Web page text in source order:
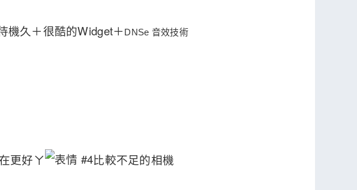
機久＋很酷的Widget＋ DNSe 音效技術
更好ㄚ 比較不足的相機